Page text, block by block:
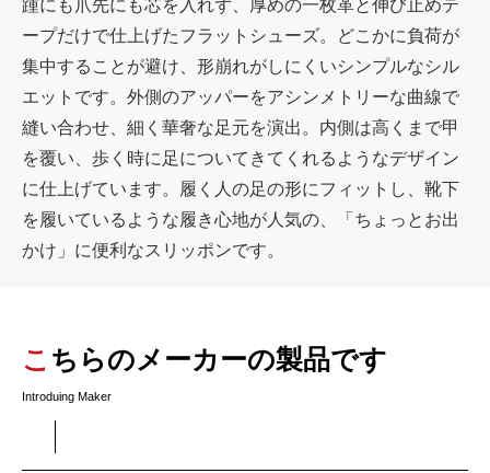
踵にも爪先にも芯を入れず、厚めの一枚革と伸び止めテ
ープだけで仕上げたフラットシューズ。どこかに負荷が
集中することが避け、形崩れがしにくいシンプルなシル
エットです。外側のアッパーをアシンメトリーな曲線で
縫い合わせ、細く華奢な足元を演出。内側は高くまで甲
を覆い、歩く時に足についてきてくれるようなデザイン
に仕上げています。履く人の足の形にフィットし、靴下
を履いているような履き心地が人気の、「ちょっとお出
かけ」に便利なスリッポンです。
こちらのメーカーの製品です
Introduing Maker